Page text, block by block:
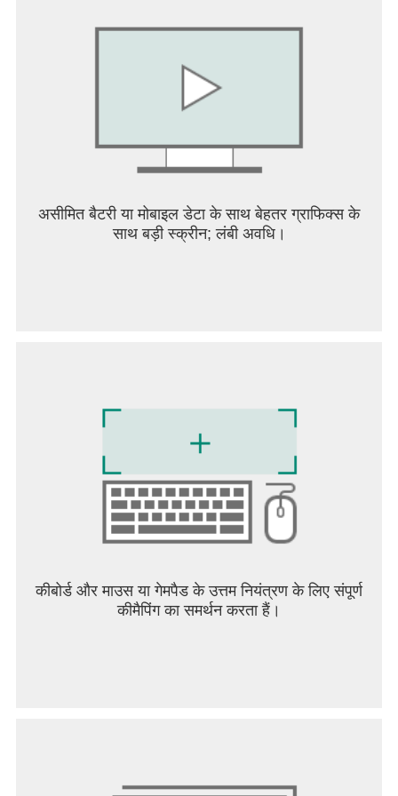
असीमित बैटरी या मोबाइल डेटा के साथ बेहतर ग्राफिक्स के
साथ बड़ी स्क्रीन; लंबी अवधि।
कीबोर्ड और माउस या गेमपैड के उत्तम नियंत्रण के लिए संपूर्ण
कीमैपिंग का समर्थन करता हैं।